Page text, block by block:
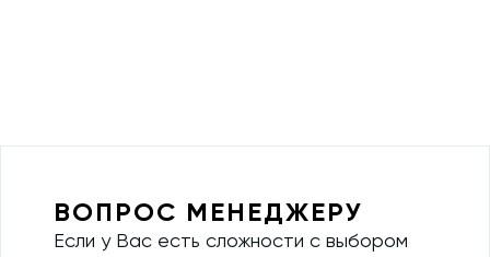
ВОПРОС МЕНЕДЖЕРУ
Если у Вас есть сложности с выбором